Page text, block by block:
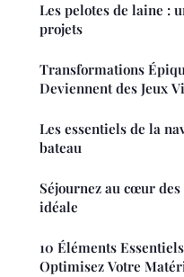
Les pelotes de laine :
projets
Transformations
Deviennent des Jeux
Les essentiels de la
bateau
Séjournez au cœur
idéale
10 Éléments
Optimisez Votre